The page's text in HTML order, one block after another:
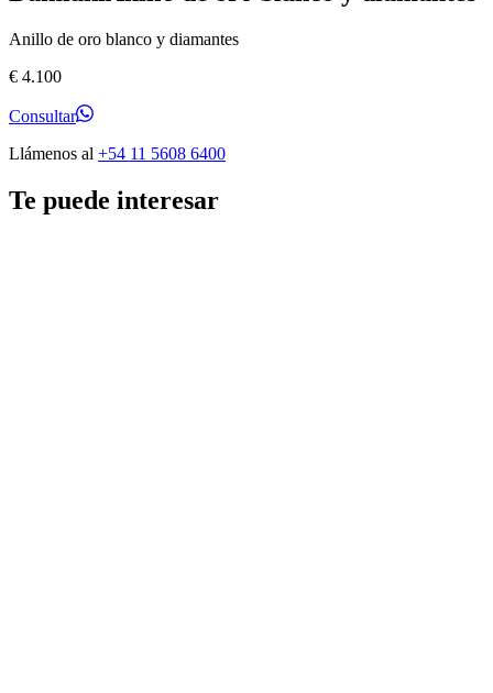
Anillo de oro blanco y diamantes
€ 4.100
Consultar
Llámenos al +54 11 5608 6400
Te puede interesar